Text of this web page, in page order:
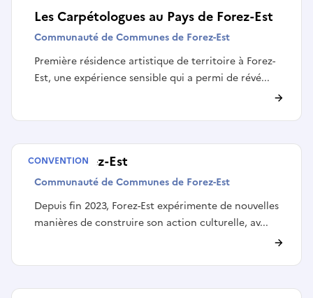
Les Carpétologues au Pays de Forez-Est
Communauté de Communes de Forez-Est
Première résidence artistique de territoire à Forez-
Est, une expérience sensible qui a permi de révé...
VPCT Forez-Est
Communauté de Communes de Forez-Est
Depuis fin 2023, Forez-Est expérimente de nouvelles
manières de construire son action culturelle, av...
CONVENTION